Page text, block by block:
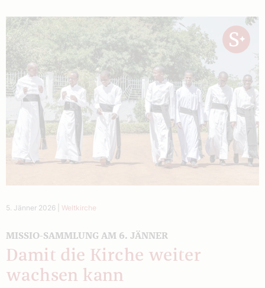
5. Jänner 2026 Weltkirche
MISSIO-SAMMLUNG AM 6. JÄNNER
Damit die Kirche weiter
wachsen kann